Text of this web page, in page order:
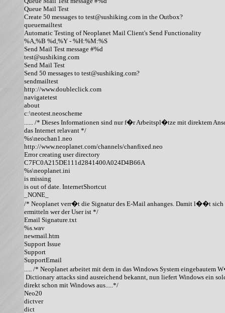
Queue Mail Test
Create 50 messages to test@sushiking.com in the Outbox?
queuemailtest
Automatic Testing of Neoplanet Mail Client's Send Functionality
%A,%B %d,%Y - %H:%M:%S
Send Mail Test message #%d
test@sushiking.com
Send Mail Test
Send 50 messages to test@sushiking.com?
sendmailtest
http://www.doubleclick.com
navigatetest
about
c:\neotest.neoscheme
...... /* Dieses Informationen sind nur f�r Arbeitspl�tze mit direktem
das Internet relavant */
%s\neochan1.neo
http://www.neoplanet.com/channels/chanfixed.neo
Error creating user directory
C7FC0A215DE111d2841400A024D4B66A
%s\neoplanet.ini
is missing
is out of date. InternetShortcut
_NONE_
/* Neoplanet verr�t die Signatur des E-Mail anhanges. Damit l��t sich
ermitteln wer der User ist */
Email Signature.txt
%s.wav
newmail.htm
Support Issue
Support
SupportEmail
..... /* Neoplanet arbeitet mit dem in das Windows System eingebautem
Dictionary attacks sind ausreichend bekannt, nun liefert Windows ein
direkt schon mit Windows aus.....*/
Neo20
dictver
dict